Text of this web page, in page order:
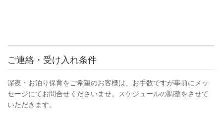
ご連絡・受け入れ条件
深夜・お泊り保育をご希望のお客様は、お手数ですが事前にメッ
セージにてお問合せくださいませ。スケジュールの調整をさせて
いただきます。